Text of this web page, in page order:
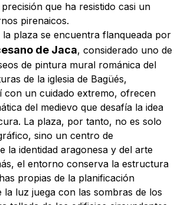
que ha resistido casi un
pirenaicos.
plaza se encuentra flanqueada por
de Jaca, considerado uno de
de pintura mural románica del
de la iglesia de Bagüés,
con un cuidado extremo, ofrecen
del medievo que desafía la idea
La plaza, por tanto, no es solo
sino un centro de
la identidad aragonesa y del arte
el entorno conserva la estructura
propias de la planificación
la luz juega con las sombras de los